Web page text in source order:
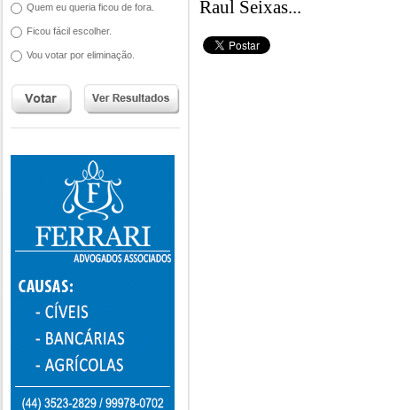
Quem eu queria ficou de fora.
Ficou fácil escolher.
Vou votar por eliminação.
Raul Seixas...